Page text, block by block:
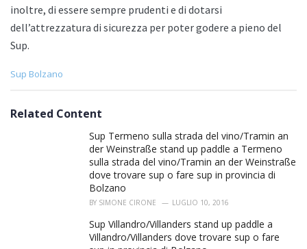
inoltre, di essere sempre prudenti e di dotarsi
dell’attrezzatura di sicurezza per poter godere a pieno del
Sup.
C
e
Sup Bolzano
Related Content
Sup Termeno sulla strada del vino/Tramin an
der Weinstraße stand up paddle a Termeno
sulla strada del vino/Tramin an der Weinstraße
dove trovare sup o fare sup in provincia di
Bolzano
BY SIMONE CIRONE LUGLIO 10, 2016
Sup Villandro/Villanders stand up paddle a
Villandro/Villanders dove trovare sup o fare